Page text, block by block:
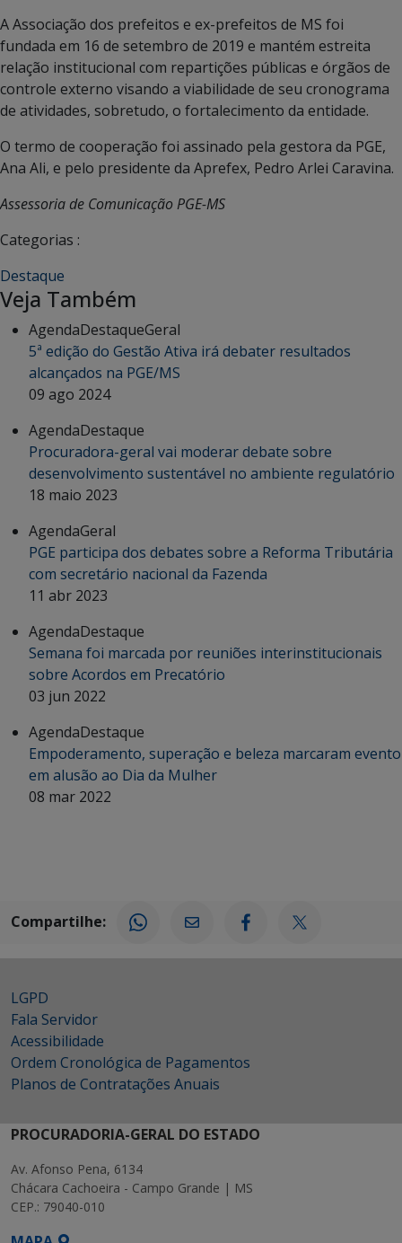
A Associação dos prefeitos e ex-prefeitos de MS foi
fundada em 16 de setembro de 2019 e mantém estreita
relação institucional com repartições públicas e órgãos de
controle externo visando a viabilidade de seu cronograma
de atividades, sobretudo, o fortalecimento da entidade.
O termo de cooperação foi assinado pela gestora da PGE,
Ana Ali, e pelo presidente da Aprefex, Pedro Arlei Caravina.
Assessoria de Comunicação PGE-MS
Categorias :
Destaque
Veja Também
AgendaDestaqueGeral
5ª edição do Gestão Ativa irá debater resultados
alcançados na PGE/MS
09 ago 2024
AgendaDestaque
Procuradora-geral vai moderar debate sobre
desenvolvimento sustentável no ambiente regulatório
18 maio 2023
AgendaGeral
PGE participa dos debates sobre a Reforma Tributária
com secretário nacional da Fazenda
11 abr 2023
AgendaDestaque
Semana foi marcada por reuniões interinstitucionais
sobre Acordos em Precatório
03 jun 2022
AgendaDestaque
Empoderamento, superação e beleza marcaram evento
em alusão ao Dia da Mulher
08 mar 2022
Compartilhe:
LGPD
Fala Servidor
Acessibilidade
Ordem Cronológica de Pagamentos
Planos de Contratações Anuais
PROCURADORIA-GERAL DO ESTADO
Av. Afonso Pena, 6134
Chácara Cachoeira - Campo Grande | MS
CEP.: 79040-010